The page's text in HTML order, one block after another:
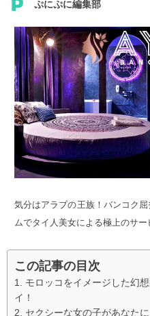
ぷにぷに編集部
気分はアラブの王族！バンコク
ムでタイ人美女による極上のサ
この記事の目次
モロッコをイメージした幻
イ！
セクシーな女の子があなたに